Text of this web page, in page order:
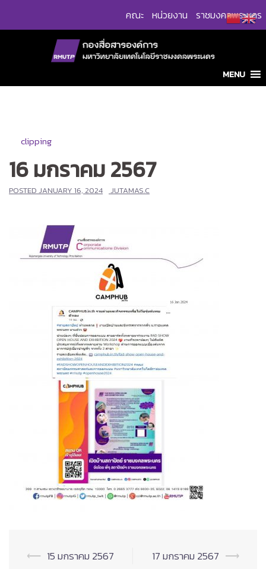
คณะ หน่วยงาน ราชมงคลพระนคร
MENU
clipping
16 มกราคม 2567
POSTED JANUARY 16, 2024 JUTAMAS.C
Post
⟵ 15 มกราคม 2567 17 มกราคม 2567 ⟶